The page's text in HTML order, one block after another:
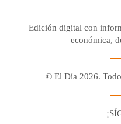
Edición digital con
económica,
© El Día 2026.